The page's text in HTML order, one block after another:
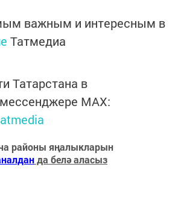
важным и интересным в
Татмедиа
Татарстана в
MАХ:
районы яңалыкларын
да белә аласыз